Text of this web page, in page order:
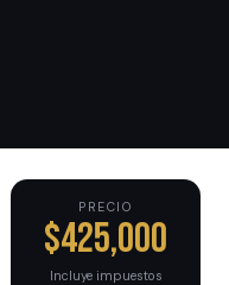
PRECIO
$425,000
Incluye impuestos